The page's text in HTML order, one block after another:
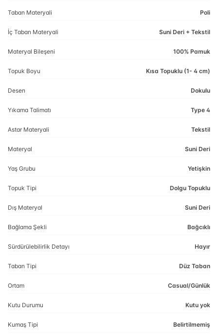
Taban Materyali Poli
İç Taban Materyali Suni Deri + Tekstil
Materyal Bileşeni 100% Pamuk
Topuk Boyu Kısa Topuklu (1- 4 cm)
Desen Dokulu
Yıkama Talimatı Type 4
Astar Materyali Tekstil
Materyal Suni Deri
Yaş Grubu Yetişkin
Topuk Tipi Dolgu Topuklu
Dış Materyal Suni Deri
Bağlama Şekli Bağcıklı
Sürdürülebilirlik Detayı Hayır
Taban Tipi Düz Taban
Ortam Casual/Günlük
Kutu Durumu Kutu yok
Kumaş Tipi Belirtilmemiş